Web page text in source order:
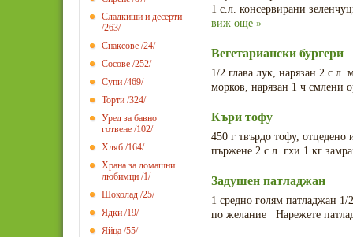
Сладкиши и десерти
/263/
Снаксове /24/
Сосове /252/
Супи /469/
Торти /324/
Уред за бавно
готвене /102/
Хляб /164/
Храна за домашни
любимци /1/
Шоколад /25/
Ядки /19/
Яйца /55/
1 с.л. консервирани
виж още »
Вегетариански бургери
1/2 глава лук, нарязан 2 с.л.
морков, нарязан 1 ч смлени
Къри тофу
450 г твърдо тофу, отцедено
пържене 2 с.л. гхи 1 кг
Задушен патладжан
1 средно голям патладжан
по желание Нарежете